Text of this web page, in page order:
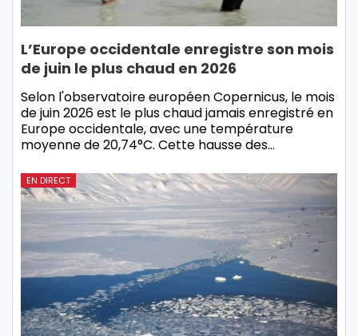
L’Europe occidentale enregistre son mois
de juin le plus chaud en 2026
Selon l'observatoire européen Copernicus, le mois
de juin 2026 est le plus chaud jamais enregistré en
Europe occidentale, avec une température
moyenne de 20,74°C. Cette hausse des…
EN DIRECT